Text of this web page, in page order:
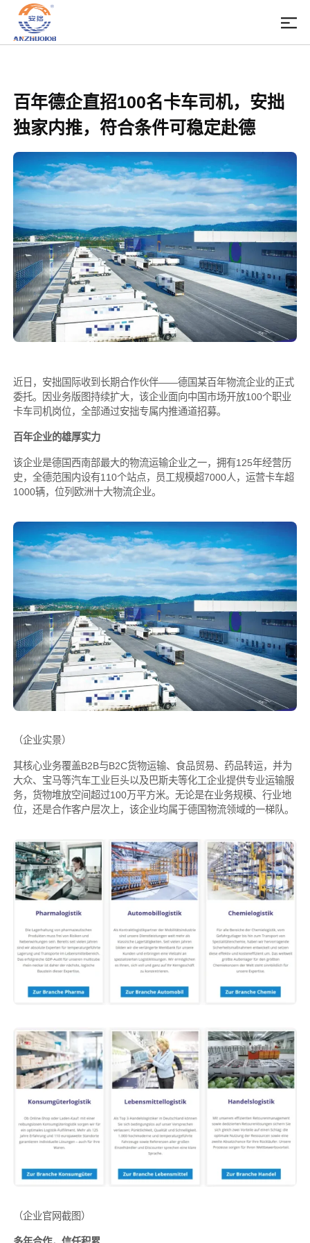
百年德企直招100名卡车司机，安拙
独家内推，符合条件可稳定赴德
近日，安拙国际收到长期合作伙伴——德国某百年物流企业的正式
委托。因业务版图持续扩大，该企业面向中国市场开放100个职业
卡车司机岗位，全部通过安拙专属内推通道招募。
百年企业的雄厚实力
该企业是德国西南部最大的物流运输企业之一，拥有125年经营历
史，全德范围内设有110个站点，员工规模超7000人，运营卡车超
1000辆，位列欧洲十大物流企业。
（企业实景）
其核心业务覆盖B2B与B2C货物运输、食品贸易、药品转运，并为
大众、宝马等汽车工业巨头以及巴斯夫等化工企业提供专业运输服
务，货物堆放空间超过100万平方米。无论是在业务规模、行业地
位，还是合作客户层次上，该企业均属于德国物流领域的一梯队。
（企业官网截图）